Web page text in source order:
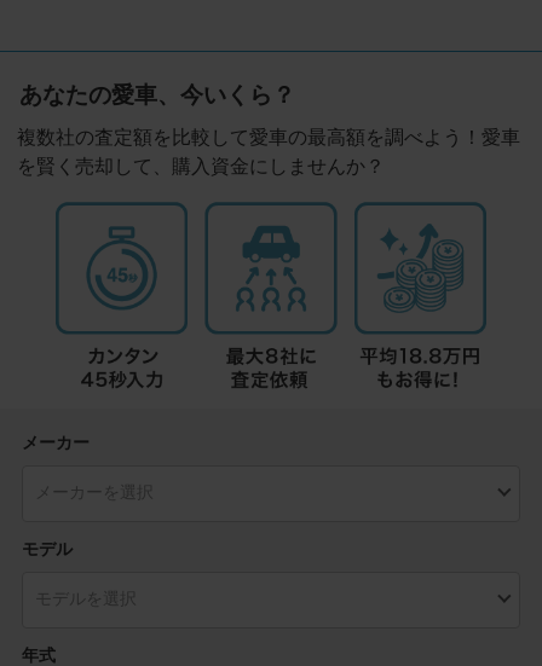
あなたの愛車、今いくら？
複数社の査定額を比較して愛車の最高額を調べよう！愛車
を賢く売却して、購入資金にしませんか？
メーカー
モデル
年式